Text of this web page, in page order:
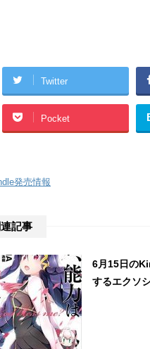
Twitter
Pocket
発売情報
記事
6月15日の
するエクソ